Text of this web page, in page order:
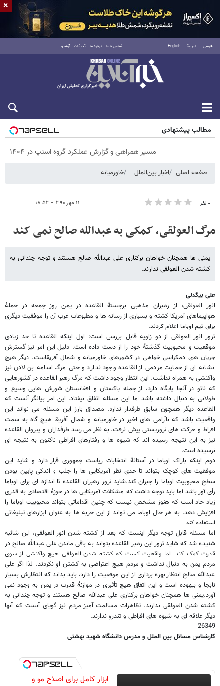
فارسی العربية English تماس با ما درباره ما تبلیغات آرشیو
شنبه ۱۷ مرداد ۱۴۰۵
مطالب پیشنهادی
مسیر همراهی و گزارش عملکرد گروه اسنپ در ۱۴۰۴
صفحه اصلی اخبار بین‌الملل خاورمیانه
۰ نفر ۱۱ مهر ۱۳۹۰ - ۱۸:۵۳
مرگ العولقی، کمکی به عبدالله صالح نمی کند
یمنی ها همچنان خواهان برکناری علی عبدالله صالح هستند و توجه چندانی به
کشته شدن العولقی ندارند.
علی بیگدلی
انور العولقی، از رهبران مذهبی برجستۀ القاعده در یمن روز جمعه در حملۀ
هواپیماهای آمریکا کشته و بسیاری از رسانه ها و مطبوعات غرب آن را موفقیت دیگری
برای تیم اوباما اعلام کردند.
ترور انور العولقی از دو زاویه قابل بررسی است: اول اینکه القاعده تا حد زیادی
موقعیت و محبوبیت گذشتۀ خود را از دست داده است. دلیل این امر نیز گسترش
جریان های دمکراسی خواهی در کشورهای خاورمیانه و شمال آفریقاست. دیگر هیچ
نشانه ای از حمایت مردمی از القاعده وجود ندارد و حتی مرگ اسامه بن لادن نیز
واکنشی به همراه نداشت. این انتظار وجود داشت که مرگ رهبر القاعده در کشورهایی
که ناتو در آنجا پایگاه دارد، از جمله پاکستان و افغانستان شورش هایی وسیع و
طولانی به دنبال داشته باشد اما این مسئله اتفاق نیفتاد. این امر بیانگر آنست که
القاعده دیگر همچون سابق طرفدار ندارد. مصداق بارز این مسئله می تواند این
واقعیت باشد که ناآرامی های اخیر در خاورمیانه و شمال آفریقا هیچ گاه به سمت
افراط و حرکت های تروریستی پیش نرفت. به نظر می رسد طرفداران و پیروان القاعده
نیز به این نتیجه رسیده اند که شیوه ها و رفتارهای افراطی تاکنون به نتیجه ای
نرسیده است.
دوم اینکه باراک اوباما در آستانۀ انتخابات ریاست جمهوری قرار دارد و شاید این
موفقیت های کوچک بتواند تا حدی نظر آمریکایی ها را جلب و اندکی پایین بودن
سطح محبوبیت اوباما را جبران کند.شاید ترور رهبران القاعده تا اندازه ای برای اوباما
رأی آور باشد اما باید توجه داشت که مشکلات آمریکایی ها در حوزۀ اقتصادی به قدری
زیاد حاد است که هنوز مشخص نیست که چنین اقداماتی بتواند محبوبیت اوباما را
افزایش دهد. به هر حال اوباما می تواند از این حربه ها به عنوان ابزارهای تبلیغاتی
استفاده کند
اما مسئله قابل توجه دیگر اینست که بعد از کشته شدن انور العولقی، این شائبه
شنیده شد که شاید ترور این رهبر القاعده بتواند به باقی ماندن علی عبدالله صالح در
قدرت کمک کند. اما واقعیت آنست که کشته شدن العولقی هیچ واکنشی از سوی
مردم یمن به دنبال نداشت و مردم هیچ اعتراضی به کشتن او نکردند. لذا اگر علی
عبدالله صالح انتظار بهره برداری از این موقعیت را دارد، باید بداند که انتظارش بسیار
نابجا و بیهوده است و این اتفاق هیچ تأثیری در موازنۀ قدرت در یمن به وجود نمی
آورد.یمنی ها همچنان خواهان برکناری علی عبدالله صالح هستند و توجه چندانی به
کشته شدن العولقی ندارند. تظاهرات مسالمت آمیز مردم نیز گویای آنست که آنها
دیگر علاقه ای به شیوه های افراطی و تندرو ندارند.
26349
کارشناس مسائل بین الملل و مدرس دانشگاه شهید بهشتی
ابزار کامل برای اصلاح مو و
×